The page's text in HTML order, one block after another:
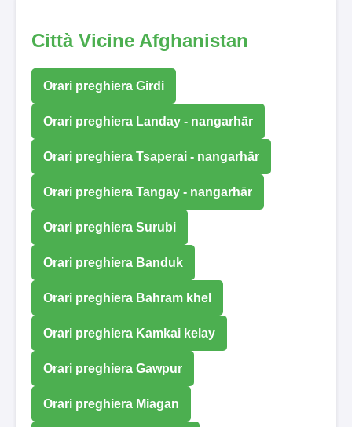
Città Vicine Afghanistan
Orari preghiera Girdi
Orari preghiera Landay - nangarhār
Orari preghiera Tsaperai - nangarhār
Orari preghiera Tangay - nangarhār
Orari preghiera Surubi
Orari preghiera Banduk
Orari preghiera Bahram khel
Orari preghiera Kamkai kelay
Orari preghiera Gawpur
Orari preghiera Miagan